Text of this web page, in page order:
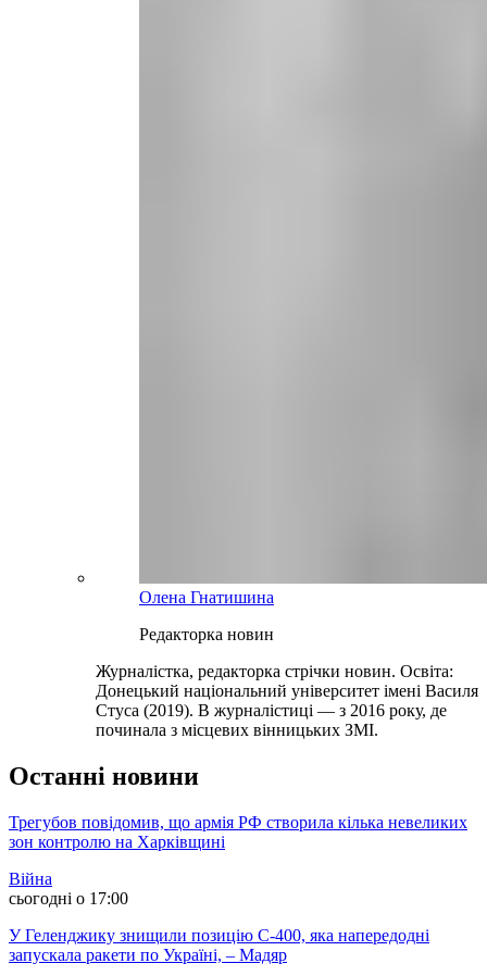
Олена Гнатишина
Редакторка новин
Журналістка, редакторка стрічки новин. Освіта:
Донецький національний університет імені Василя
Стуса (2019). В журналістиці — з 2016 року, де
починала з місцевих вінницьких ЗМІ.
Останні новини
Трегубов повідомив, що армія РФ створила кілька невеликих
зон контролю на Харківщині
Війна
сьогодні о 17:00
У Геленджику знищили позицію С-400, яка напередодні
запускала ракети по Україні, – Мадяр